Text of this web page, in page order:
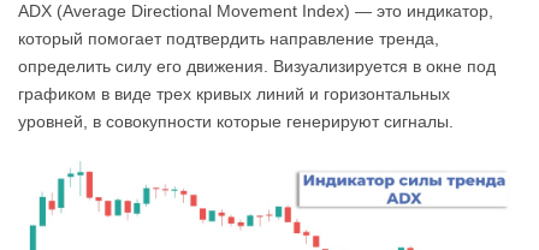
ADX (Average Directional Movement Index) — это индикатор,
который помогает подтвердить направление тренда,
определить силу его движения. Визуализируется в окне под
графиком в виде трех кривых линий и горизонтальных
уровней, в совокупности которые генерируют сигналы.